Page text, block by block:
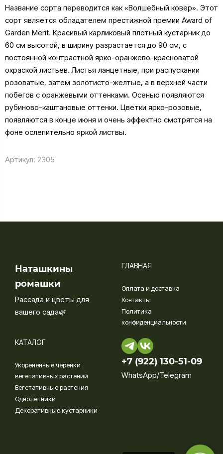
Название сорта переводится как «Волшебный ковер». Этот
сорт является обладателем престижной премии Award of
Garden Merit. Красивый карликовый плотный кустарник до
60 см высотой, в ширину разрастается до 90 см, с
постоянной контрастной ярко-оранжево-красноватой
окраской листьев. Листья ланцетные, при распускании
розоватые, затем золотисто-желтые, а в верхней части
побегов с оранжевыми оттенками. Осенью появляются
рубиново-каштановые оттенки. Цветки ярко-розовые,
появляются в конце июня и очень эффектно смотрятся на
фоне ослепительно яркой листвы.
Артикул: 2305
Наташкины
ромашки
Рассада и цветы для
вашего сада🌿
ГЛАВНАЯ
Оплата и доставка
Контакты
Политика
конфиденциальности
КАТАЛОГ
Укорененные черенки
вегетативных растений
Вегетативные растения
Однолетники
Декоративные кустарники
+7 (922) 130-51-09‬
WhatsApp/Telegram